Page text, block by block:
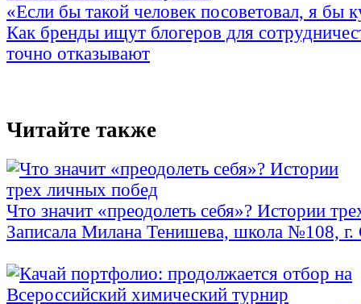
«Если бы такой человек посоветовал, я бы
Как бренды ищут блогеров для
точно отказывают
Читайте также
Что значит «преодолеть себя»? Истории
Записала Милана Тенишева, школа №108, г.